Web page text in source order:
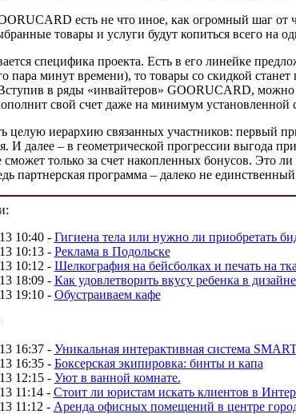
есть не что иное, как огромный шаг от
товары и услуги будут копиться всего на
специфика проекта. Есть в его линейке
пара минут времени), то товары со скидкой
в ряды «инвайтеров» GOORUCARD, можно
свой счет даже на минимум установленной
целую иерархию связанных участников: первый
И далее – в геометрической прогрессии выгода
только за счет накопленных бонусов. Это
партнерская программа – далеко не
10:40- Гигиена тела или нужно ли приобретать
10:13- Реклама в Подольске
10:12 - Шелкография на бейсболках и печать на
18:09- Как удовлетворить вкусу ребенка в
19:10- Обустраиваем кафе
16:37- Уникальная интерактивная система
16:35- Боксерская экипировка: бинты и капа
12:15- Уют в ванной комнате.
11:14- Стоит ли юристам искать клиентов в
11:12 - Аренда офисных помещений в центре